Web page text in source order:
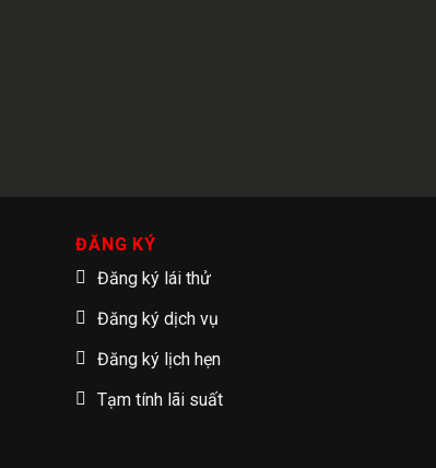
ĐĂNG KÝ
Đăng ký lái thử
Đăng ký dịch vụ
Đăng ký lịch hẹn
Tạm tính lãi suất